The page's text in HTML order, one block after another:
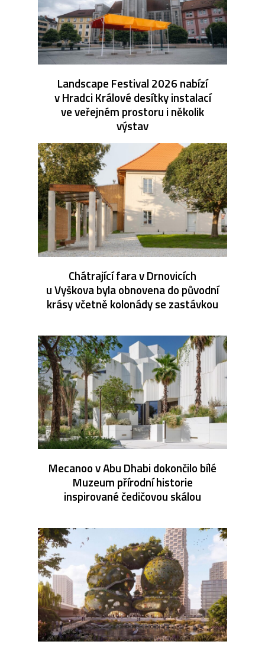
Landscape Festival 2026 nabízí
v Hradci Králové desítky instalací
ve veřejném prostoru i několik
výstav
Chátrající fara v Drnovicích
u Vyškova byla obnovena do původní
krásy včetně kolonády se zastávkou
Mecanoo v Abu Dhabi dokončilo bílé
Muzeum přírodní historie
inspirované čedičovou skálou